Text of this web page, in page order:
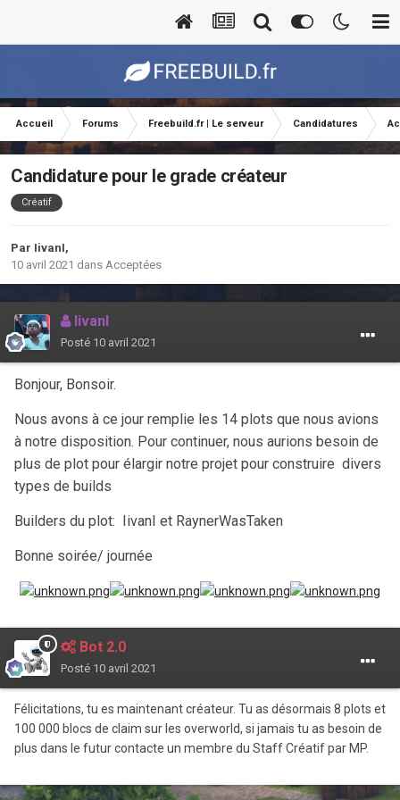
Accueil Forums Freebuild.fr | Le serveur Candidatures
Candidature pour le grade créateur
Créatif
Par IivanI,
10 avril 2021 dans Acceptées
IivanI
Posté 10 avril 2021
Bonjour, Bonsoir.
Nous avons à ce jour remplie les 14 plots que nous avions
à notre disposition. Pour continuer, nous aurions besoin de
plus de plot pour élargir notre projet pour construire divers
types de builds
Builders du plot: IivanI et RaynerWasTaken
Bonne soirée/ journée
Bot 2.0
Posté 10 avril 2021
Félicitations, tu es maintenant créateur. Tu as désormais 8 plots et
100 000 blocs de claim sur les overworld, si jamais tu as besoin de
plus dans le futur contacte un membre du Staff Créatif par MP.